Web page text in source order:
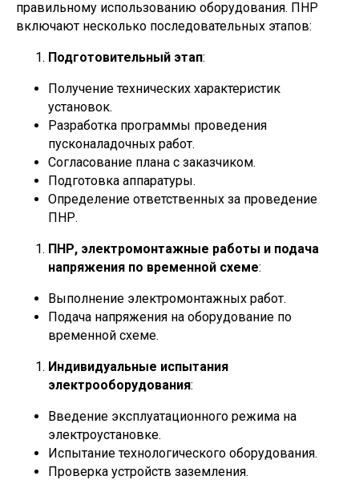
правильному использованию оборудования. ПНР
включают несколько последовательных этапов:
Подготовительный этап:
Получение технических характеристик
установок.
Разработка программы проведения
пусконаладочных работ.
Согласование плана с заказчиком.
Подготовка аппаратуры.
Определение ответственных за проведение
ПНР.
ПНР, электромонтажные работы и подача
напряжения по временной схеме:
Выполнение электромонтажных работ.
Подача напряжения на оборудование по
временной схеме.
Индивидуальные испытания
электрооборудования:
Введение эксплуатационного режима на
электроустановке.
Испытание технологического оборудования.
Проверка устройств заземления.